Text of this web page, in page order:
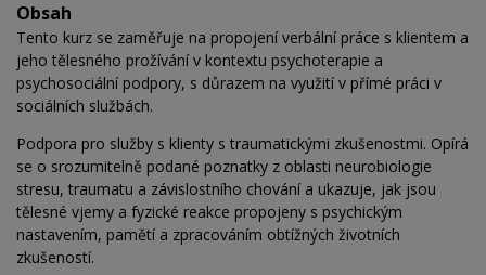
Obsah
Tento kurz se zaměřuje na propojení verbální práce s klientem a
jeho tělesného prožívání v kontextu psychoterapie a
psychosociální podpory, s důrazem na využití v přímé práci v
sociálních službách.
Podpora pro služby s klienty s traumatickými zkušenostmi. Opírá
se o srozumitelně podané poznatky z oblasti neurobiologie
stresu, traumatu a závislostního chování a ukazuje, jak jsou
tělesné vjemy a fyzické reakce propojeny s psychickým
nastavením, pamětí a zpracováním obtížných životních
zkušeností.